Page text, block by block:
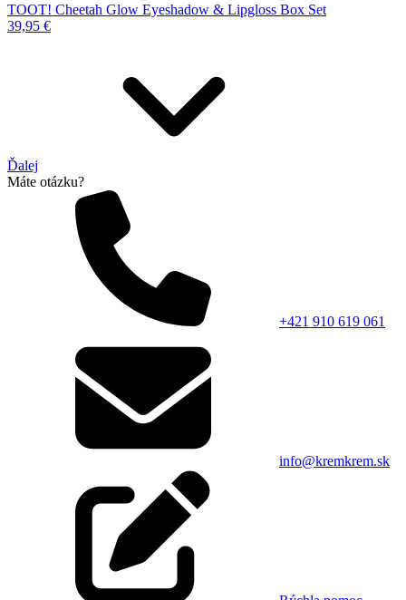
TOOT! Cheetah Glow Eyeshadow & Lipgloss Box Set
39,95 €
Ďalej
Máte otázku?
+421 910 619 061
info@kremkrem.sk